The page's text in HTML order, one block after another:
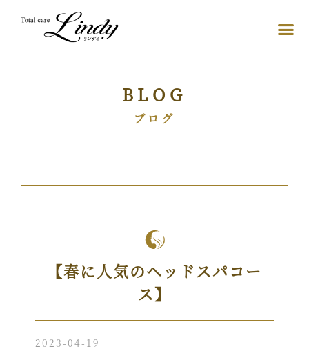
BLOG
ブログ
【春に人気のヘッドスパコー
ス】
2023-04-19